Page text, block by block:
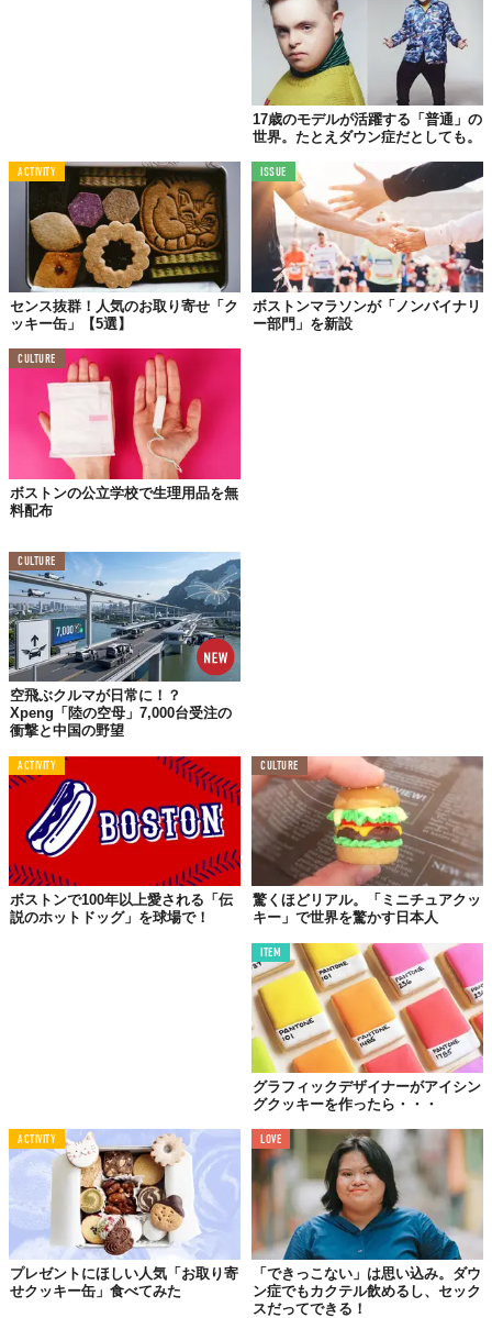
「クッキー屋さん」
もともと、お菓子をつくるのが好きだったというコレットさん。
家族だけではなく、就職活動の面接に行った先でもお菓子を配っ
ているほどでした。
「みんなが私の作ったクッキーを食べておいしいと言って
くれるので、じゃあ実際に売ってみるのはどうかな、と思
ったんです」
彼女が開業したクッキー屋さんをCBSボストンが取り上げたとこ
ろ、瞬く間に評判になり、彼女のFacebookは10日で950万viewを
集め、5万枚を超える注文が入ったそうです。
さらに、彼女の活動に感銘を受けた人々から手紙が届き、その数
17歳のモデルが活躍する「普通」の
世界。たとえダウン症だとしても。
ACTIVITY
センス抜群！人気のお取り寄せ「ク
ッキー缶」【5選】
ISSUE
ボストンマラソンが「ノンバイナリ
ー部門」を新設
CULTURE
ボストンの公立学校で生理用品を無
料配布
CULTURE
空飛ぶクルマが日常に！？
Xpeng「陸の空母」7,000台受注の
衝撃と中国の野望
ACTIVITY
ボストンで100年以上愛される「伝
説のホットドッグ」を球場で！
CULTURE
驚くほどリアル。「ミニチュアクッ
キー」で世界を驚かす日本人
ITEM
グラフィックデザイナーがアイシン
グクッキーを作ったら・・・
ACTIVITY
プレゼントにほしい人気「お取り寄
せクッキー缶」食べてみた
LOVE
「できっこない」は思い込み。ダウ
ン症でもカクテル飲めるし、セック
スだってできる！